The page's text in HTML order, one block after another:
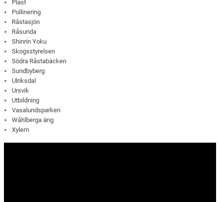
Plast
Pollinering
Råstasjön
Råsunda
Shinrin Yoku
Skogsstyrelsen
Södra Råstabäcken
Sundbyberg
Ulriksdal
Ursvik
Utbildning
Vasalundsparken
Wåhlberga äng
Xylem